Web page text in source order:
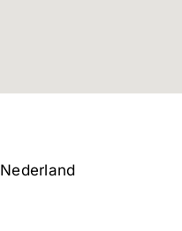
Nederland